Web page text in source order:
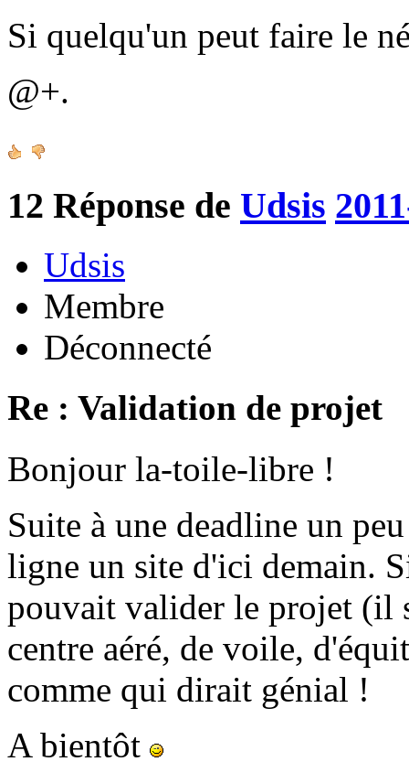
Si quelqu'un peut faire le
@+.
12 Réponse de Udsis
Udsis
Membre
Déconnecté
Re : Validation de projet
Bonjour la-toile-libre !
Suite à une deadline un
ligne un site d'ici demain.
pouvait valider le projet (il
centre aéré, de voile,
comme qui dirait génial !
A bientôt